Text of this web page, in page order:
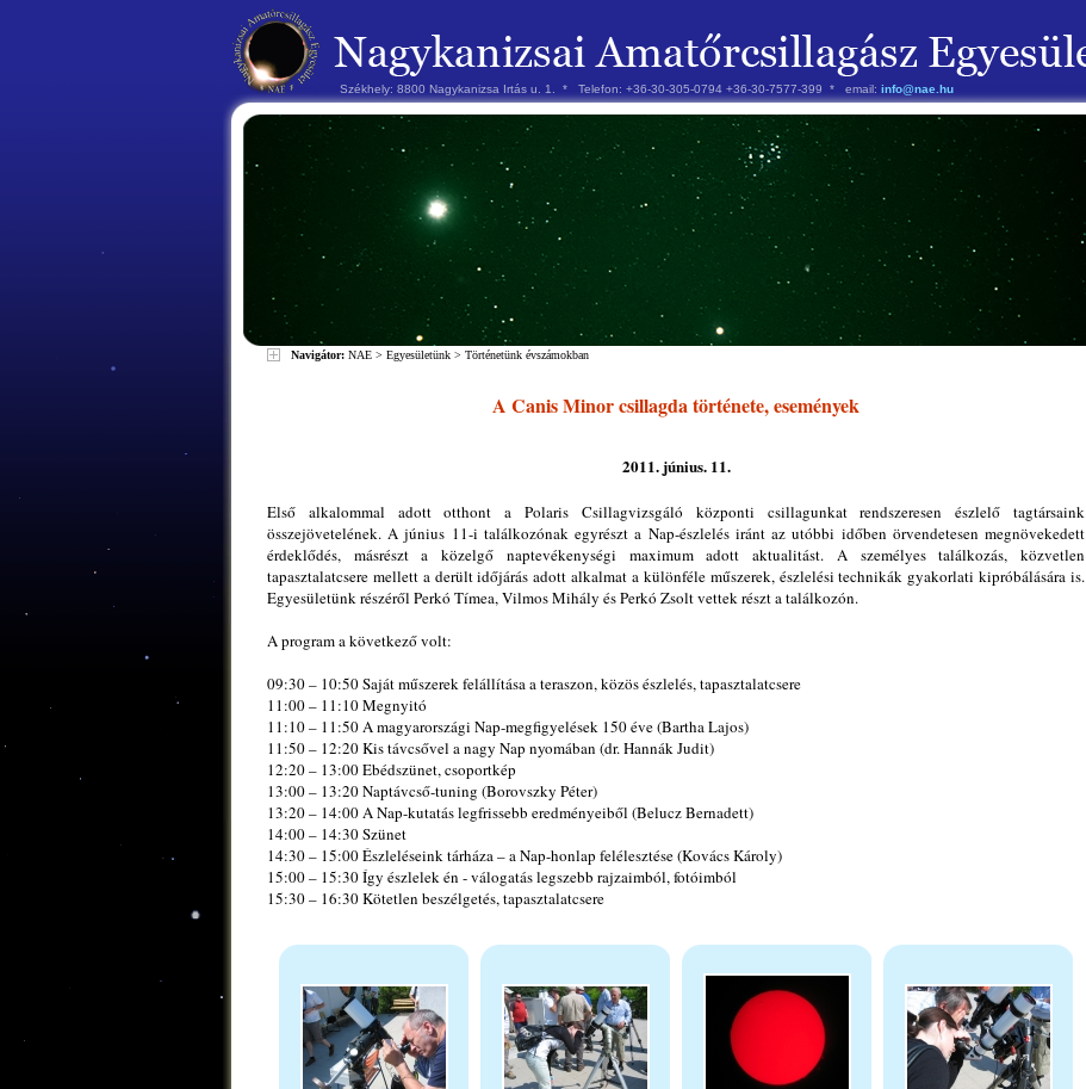
Székhely: 8800 Nagykanizsa Irtás u. 1. * Telefon: +36-30-305-0794 +36-30-7577-399 * email: info@nae.hu
Navigátor: NAE > Egyesületünk > Történetünk évszámokban
A Canis Minor csillagda története, események
2011. június. 11.
Első alkalommal adott otthont a Polaris Csillagvizsgáló központi csillagunkat rendszeresen észlelő tagtársaink
összejövetelének. A június 11-i találkozónak egyrészt a Nap-észlelés iránt az utóbbi időben örvendetesen megnövekedett
érdeklődés, másrészt a közelgő naptevékenységi maximum adott aktualitást. A személyes találkozás, közvetlen
tapasztalatcsere mellett a derült időjárás adott alkalmat a különféle műszerek, észlelési technikák gyakorlati kipróbálására is.
Egyesületünk részéről Perkó Tímea, Vilmos Mihály és Perkó Zsolt vettek részt a találkozón.
A program a következő volt:
09:30 – 10:50 Saját műszerek felállítása a teraszon, közös észlelés, tapasztalatcsere
11:00 – 11:10 Megnyitó
11:10 – 11:50 A magyarországi Nap-megfigyelések 150 éve (Bartha Lajos)
11:50 – 12:20 Kis távcsővel a nagy Nap nyomában (dr. Hannák Judit)
12:20 – 13:00 Ebédszünet, csoportkép
13:00 – 13:20 Naptávcső-tuning (Borovszky Péter)
13:20 – 14:00 A Nap-kutatás legfrissebb eredményeiből (Belucz Bernadett)
14:00 – 14:30 Szünet
14:30 – 15:00 Észleléseink tárháza – a Nap-honlap felélesztése (Kovács Károly)
15:00 – 15:30 Így észlelek én - válogatás legszebb rajzaimból, fotóimból
15:30 – 16:30 Kötetlen beszélgetés, tapasztalatcsere